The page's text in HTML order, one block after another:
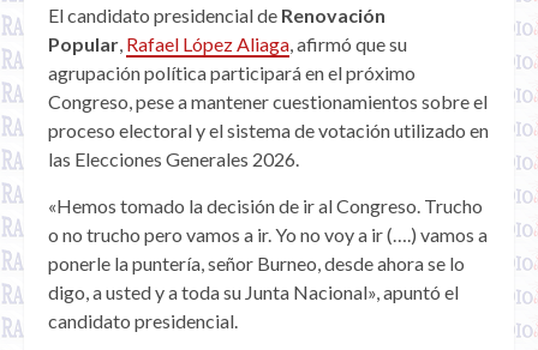
El candidato presidencial de Renovación
Popular, Rafael López Aliaga, afirmó que su
agrupación política participará en el próximo
Congreso, pese a mantener cuestionamientos sobre el
proceso electoral y el sistema de votación utilizado en
las Elecciones Generales 2026.
«Hemos tomado la decisión de ir al Congreso. Trucho
o no trucho pero vamos a ir. Yo no voy a ir (….) vamos a
ponerle la puntería, señor Burneo, desde ahora se lo
digo, a usted y a toda su Junta Nacional», apuntó el
candidato presidencial.